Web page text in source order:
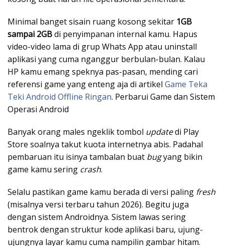
Minimal banget sisain ruang kosong sekitar 1GB
sampai 2GBdi penyimpanan internal kamu. Hapus
video-video lama di grup Whats App atau uninstall
aplikasi yang cuma nganggur berbulan-bulan. Kalau
HP kamu emang speknya pas-pasan, mending cari
referensi game yang enteng aja di artikel Game Teka
Teki Android Offline Ringan. Perbarui Game dan Sistem
Operasi Android
Banyak orang males ngeklik tombol updatedi Play
Store soalnya takut kuota internetnya abis. Padahal
pembaruan itu isinya tambalan buat bugyang bikin
game kamu sering crash.
Selalu pastikan game kamu berada di versi paling fresh
(misalnya versi terbaru tahun 2026). Begitu juga
dengan sistem Androidnya. Sistem lawas sering
bentrok dengan struktur kode aplikasi baru, ujung-
ujungnya layar kamu cuma nampilin gambar hitam.